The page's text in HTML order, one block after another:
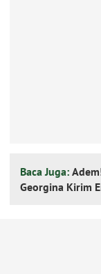
Baca Juga:
Georgina Kirim